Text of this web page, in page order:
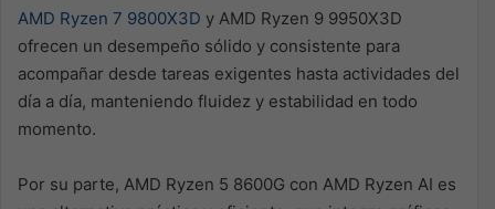
AMD Ryzen 7 9800X3D y AMD Ryzen 9 9950X3D
ofrecen un desempeño sólido y consistente para
acompañar desde tareas exigentes hasta actividades del
día a día, manteniendo fluidez y estabilidad en todo
momento.
Por su parte, AMD Ryzen 5 8600G con AMD Ryzen AI es